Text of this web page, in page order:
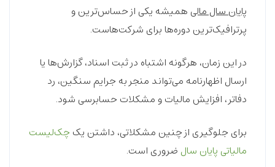
پایان سال مالی همیشه یکی از حساس‌ترین و
پرترافیک‌ترین دوره‌ها برای شرکت‌هاست.
در این زمان، هرگونه اشتباه در ثبت اسناد، گزارش‌ها یا
ارسال اظهارنامه می‌تواند منجر به جرایم سنگین، رد
دفاتر، افزایش مالیات و مشکلات حسابرسی شود.
برای جلوگیری از چنین مشکلاتی، داشتن یک چک‌لیست
مالیاتی پایان سال ضروری است.